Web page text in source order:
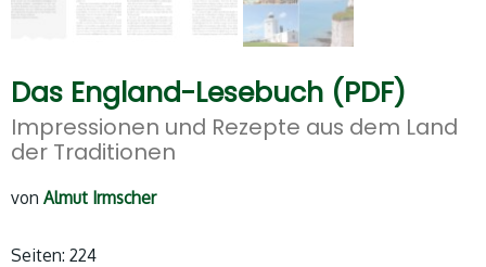
Das England-Lesebuch (PDF)
Impressionen und Rezepte aus dem Land
der Traditionen
von Almut Irmscher
Seiten: 224